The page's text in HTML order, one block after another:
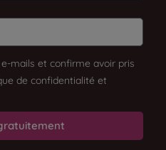
mails et confirme avoir pris
de confidentialité et